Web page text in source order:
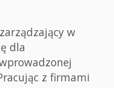
w
dla
z firmami